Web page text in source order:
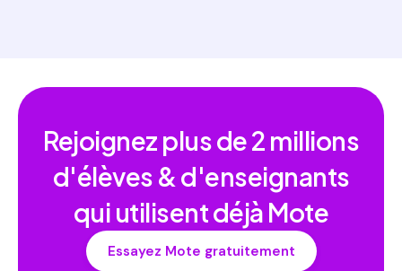
Rejoignez plus de2 millions
d'élèves & d'enseignants
qui utilisent déjà Mote
Essayez Mote gratuitement